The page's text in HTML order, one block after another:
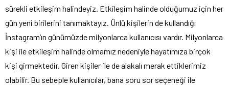
sürekli etkileşim halindeyiz. Etkileşim halinde olduğumuz için her
gün yeni birilerini tanımaktayız. Ünlü kişilerin de kullandığı
İnstagram’ın günümüzde milyonlarca kullanıcısı vardır. Milyonlarca
kişi ile etkileşim halinde olmamız nedeniyle hayatımıza birçok
kişi girmektedir. Giren kişiler ile de alakalı merak ettiklerimiz
olabilir. Bu sebeple kullanıcılar, bana soru sor seçeneği ile